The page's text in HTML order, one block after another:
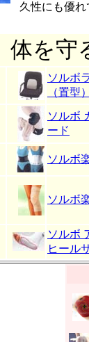
久性にも優れ
体を守
ソルボ
（置型）
ソルボ
ード
ソルボ
ソルボ
ソルボ
ヒール